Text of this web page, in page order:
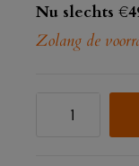
Nu slechts
Zolang de